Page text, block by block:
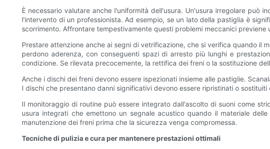
È necessario valutare anche l'uniformità dell'usura. Un'usura irregolare può
l'intervento di un professionista. Ad esempio, se un lato della pastiglia è
scorrimento. Affrontare tempestivamente questi problemi meccanici previene
Prestare attenzione anche ai segni di vetrificazione, che si verifica quando il
perdono aderenza, con conseguenti spazi di arresto più lunghi e
condizione. Se rilevata precocemente, la rettifica dei freni o la sostituzione
Anche i dischi dei freni devono essere ispezionati insieme alle pastiglie.
I dischi che presentano danni significativi devono essere ripristinati o
Il monitoraggio di routine può essere integrato dall'ascolto di suoni come
usura integrati che emettono un segnale acustico quando il materiale
manutenzione dei freni prima che la sicurezza venga compromessa.
Tecniche di pulizia e cura per mantenere prestazioni ottimali